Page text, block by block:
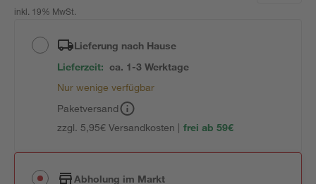
inkl. 19% MwSt.
Lieferung nach Hause
Lieferzeit: ca. 1-3 Werktage
Nur wenige verfügbar
Paketversand
zzgl. 5,95€ Versandkosten | frei ab 59€
Abholung im Markt